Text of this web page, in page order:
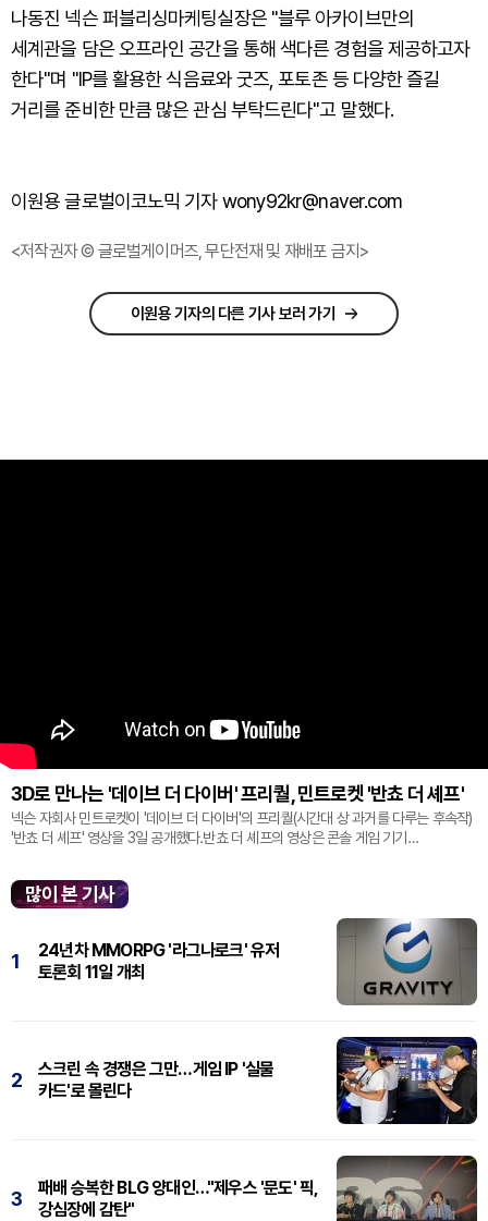
나동진 넥슨 퍼블리싱마케팅실장은 "블루 아카이브만의
세계관을 담은 오프라인 공간을 통해 색다른 경험을 제공하고자
한다"며 "IP를 활용한 식음료와 굿즈, 포토존 등 다양한 즐길
거리를 준비한 만큼 많은 관심 부탁드린다"고 말했다.
이원용 글로벌이코노믹 기자 wony92kr@naver.com
<저작권자 © 글로벌게이머즈, 무단전재 및 재배포 금지>
이원용 기자의 다른 기사 보러 가기
3D로 만나는 '데이브 더 다이버' 프리퀄, 민트로켓 '반쵸 더 셰프'
넥슨 자회사 민트로켓이 '데이브 더 다이버'의 프리퀄(시간대 상 과거를 다루는 후속작)
'반쵸 더 셰프' 영상을 3일 공개했다.반쵸 더 셰프의 영상은 콘솔 게임 기기
많이 본 기사
1
24년차 MMORPG '라그나로크' 유저
토론회 11일 개최
2
스크린 속 경쟁은 그만…게임 IP '실물
카드'로 몰린다
3
패배 승복한 BLG 양대인…"제우스 '문도' 픽,
강심장에 감탄"